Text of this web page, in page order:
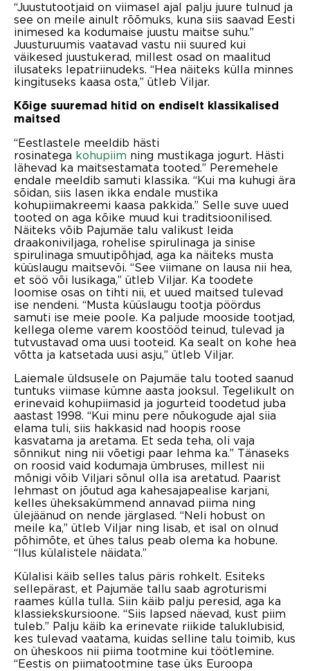
“Juustutootjaid on viimasel ajal palju juure tulnud ja
see on meile ainult rõõmuks, kuna siis saavad Eesti
inimesed ka kodumaise juustu maitse suhu.”
Juusturuumis vaatavad vastu nii suured kui
väikesed juustukerad, millest osad on maalitud
ilusateks lepatriinudeks. “Hea näiteks külla minnes
kingituseks kaasa osta,” ütleb Viljar.
Kõige suuremad hitid on endiselt klassikalised
maitsed
“Eestlastele meeldib hästi
rosinatega kohupiim ning mustikaga jogurt. Hästi
lähevad ka maitsestamata tooted.” Peremehele
endale meeldib samuti klassika. “Kui ma kuhugi ära
sõidan, siis lasen ikka endale mustika
kohupiimakreemi kaasa pakkida.” Selle suve uued
tooted on aga kõike muud kui traditsioonilised.
Näiteks võib Pajumäe talu valikust leida
draakoniviljaga, rohelise spirulinaga ja sinise
spirulinaga smuutipõhjad, aga ka näiteks musta
küüslaugu maitsevõi. “See viimane on lausa nii hea,
et söö või lusikaga,” ütleb Viljar. Ka toodete
loomise osas on tihti nii, et uued maitsed tulevad
ise nendeni. “Musta küüslaugu tootja pöördus
samuti ise meie poole. Ka paljude mooside tootjad,
kellega oleme varem koostööd teinud, tulevad ja
tutvustavad oma uusi tooteid. Ka sealt on kohe hea
võtta ja katsetada uusi asju,” ütleb Viljar.
Laiemale üldsusele on Pajumäe talu tooted saanud
tuntuks viimase kümne aasta jooksul. Tegelikult on
erinevaid kohupiimasid ja jogurteid toodetud juba
aastast 1998. “Kui minu pere nõukogude ajal siia
elama tuli, siis hakkasid nad hoopis roose
kasvatama ja aretama. Et seda teha, oli vaja
sõnnikut ning nii võetigi paar lehma ka.” Tänaseks
on roosid vaid kodumaja ümbruses, millest nii
mõnigi võib Viljari sõnul olla isa aretatud. Paarist
lehmast on jõutud aga kahesajapealise karjani,
kelles üheksakümmend annavad piima ning
ülejäänud on nende järglased. “Neli hobust on
meile ka,” ütleb Viljar ning lisab, et isal on olnud
põhimõte, et ühes talus peab olema ka hobune.
“Ilus külalistele näidata.”
Külalisi käib selles talus päris rohkelt. Esiteks
sellepärast, et Pajumäe tallu saab agroturismi
raames külla tulla. Siin käib palju peresid, aga ka
klassiekskursioone. “Siis lapsed näevad, kust piim
tuleb.” Palju käib ka erinevate riikide taluklubisid,
kes tulevad vaatama, kuidas selline talu toimib, kus
on üheskoos nii piima tootmine kui töötlemine.
“Eestis on piimatootmine tase üks Euroopa